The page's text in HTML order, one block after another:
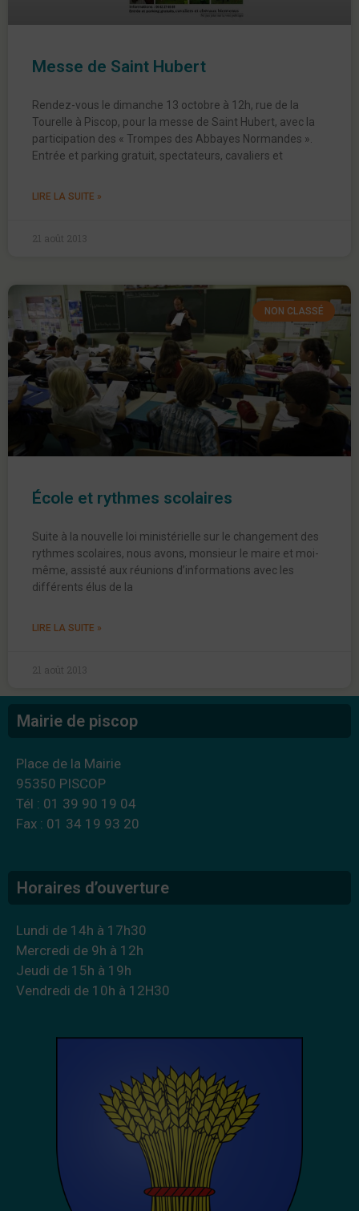
Messe de Saint Hubert
Rendez-vous le dimanche 13 octobre à 12h, rue de la
Tourelle à Piscop, pour la messe de Saint Hubert, avec la
participation des « Trompes des Abbayes Normandes ».
Entrée et parking gratuit, spectateurs, cavaliers et
LIRE LA SUITE »
21 août 2013
NON CLASSÉ
École et rythmes scolaires
Suite à la nouvelle loi ministérielle sur le changement des
rythmes scolaires, nous avons, monsieur le maire et moi-
même, assisté aux réunions d’informations avec les
différents élus de la
LIRE LA SUITE »
21 août 2013
Mairie de piscop
Place de la Mairie
95350 PISCOP
Tél : 01 39 90 19 04
Fax : 01 34 19 93 20
Horaires d’ouverture
Lundi de 14h à 17h30
Mercredi de 9h à 12h
Jeudi de 15h à 19h
Vendredi de 10h à 12H30